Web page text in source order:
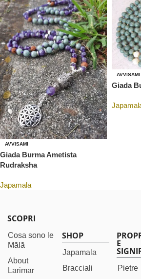
AVVISAMI
Giada Burma Ametista
Rudraksha
Japamala
AVVISAMI
Giada
SCOPRI
Cosa sono le
Mālā
About
Larimar
SHOP
Japamala
Bracciali
E
Pietre